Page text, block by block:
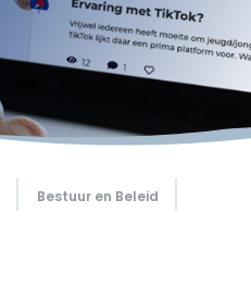
Bestuur en Beleid